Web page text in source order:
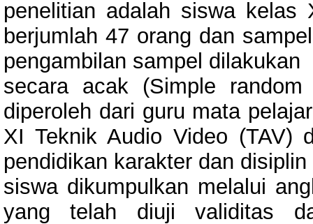
penelitian adalah siswa kelas
berjumlah 47 orang dan
pengambilan sampel dilakukan
secara acak (Simple
diperoleh dari guru mata
XI Teknik Audio Video (TAV)
pendidikan karakter dan disiplin
siswa dikumpulkan melalui
yang telah diuji validitas